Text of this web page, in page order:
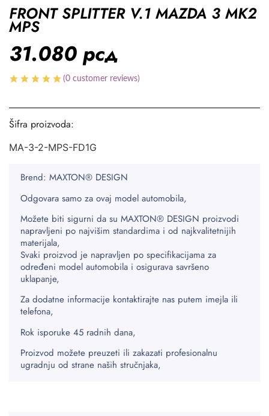
FRONT SPLITTER V.1 MAZDA 3 MK2
MPS
31.080 рсд
(0 customer reviews)
Šifra proizvoda:
MA-3-2-MPS-FD1G
Brend: MAXTON® DESIGN
Odgovara samo za ovaj model automobila,
Možete biti sigurni da su MAXTON® DESIGN proizvodi
napravljeni po najvišim standardima i od najkvalitetnijih
materijala,
Svaki proizvod je napravljen po specifikacijama za
određeni model automobila i osigurava savršeno
uklapanje,
Za dodatne informacije kontaktirajte nas putem imejla ili
telefona,
Rok isporuke 45 radnih dana,
Proizvod možete preuzeti ili zakazati profesionalnu
ugradnju od strane naših stručnjaka,